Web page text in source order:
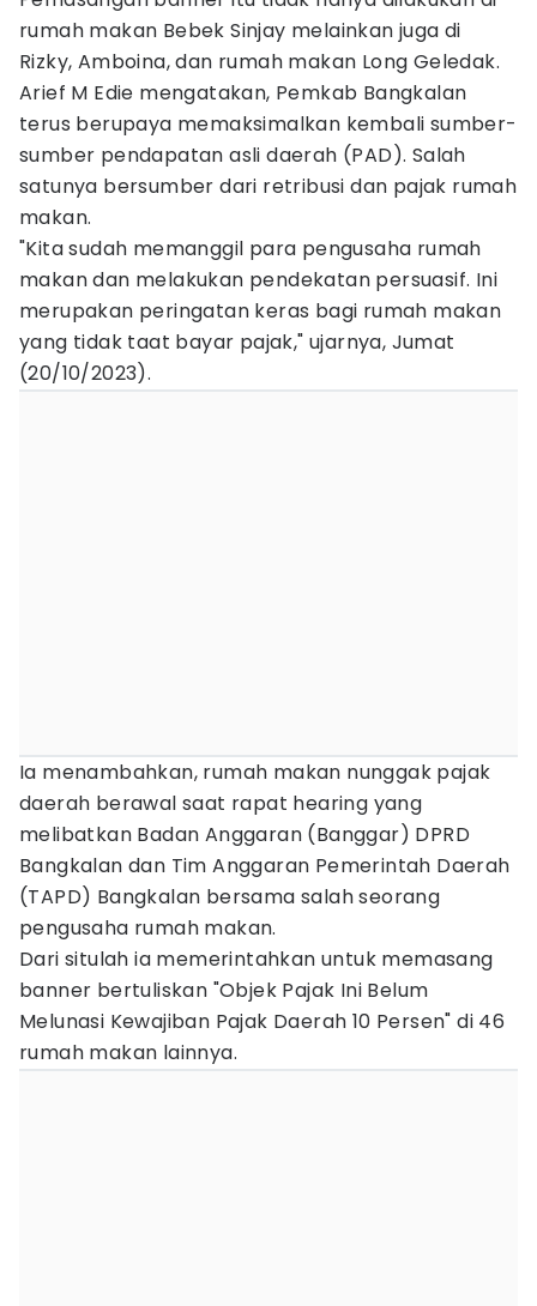
rumah makan Bebek Sinjay melainkan juga di
Rizky, Amboina, dan rumah makan Long Geledak.
Arief M Edie mengatakan, Pemkab Bangkalan
terus berupaya memaksimalkan kembali sumber-
sumber pendapatan asli daerah (PAD). Salah
satunya bersumber dari retribusi dan pajak rumah
makan.
"Kita sudah memanggil para pengusaha rumah
makan dan melakukan pendekatan persuasif. Ini
merupakan peringatan keras bagi rumah makan
yang tidak taat bayar pajak," ujarnya, Jumat
(20/10/2023).
Ia menambahkan, rumah makan nunggak pajak
daerah berawal saat rapat hearing yang
melibatkan Badan Anggaran (Banggar) DPRD
Bangkalan dan Tim Anggaran Pemerintah Daerah
(TAPD) Bangkalan bersama salah seorang
pengusaha rumah makan.
Dari situlah ia memerintahkan untuk memasang
banner bertuliskan "Objek Pajak Ini Belum
Melunasi Kewajiban Pajak Daerah 10 Persen" di 46
rumah makan lainnya.